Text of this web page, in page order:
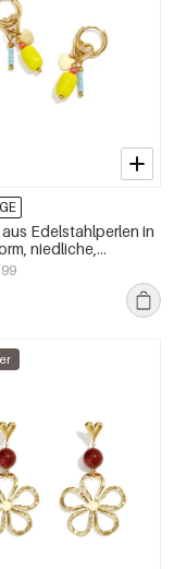
Edelstahlperlen in
niedliche,
Serie,